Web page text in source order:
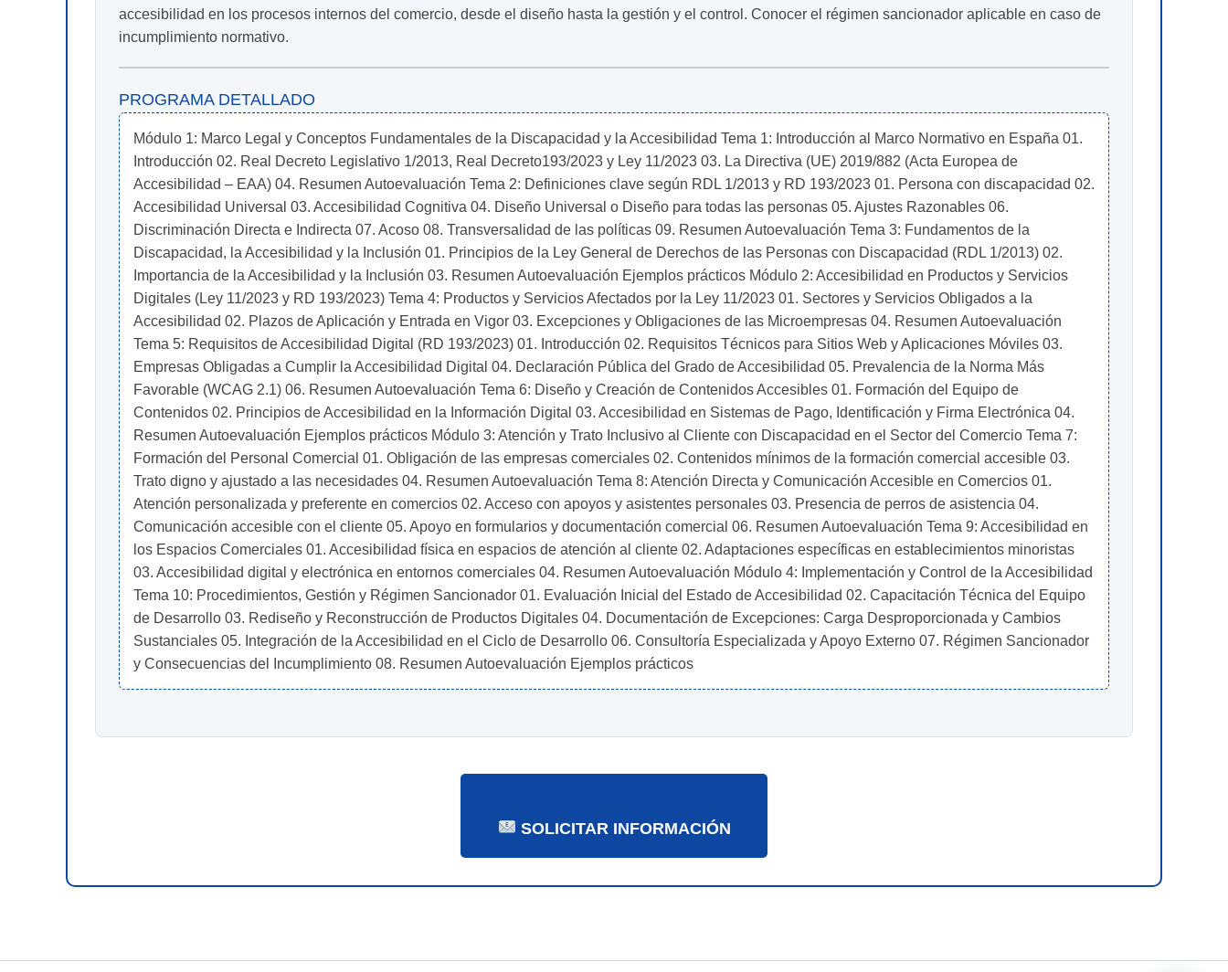
accesibilidad en los procesos internos del comercio, desde el diseño hasta la gestión y el control. Conocer el régimen sancionador aplicable en caso de
incumplimiento normativo.
PROGRAMA DETALLADO
Módulo 1: Marco Legal y Conceptos Fundamentales de la Discapacidad y la Accesibilidad Tema 1: Introducción al Marco Normativo en España 01.
Introducción 02. Real Decreto Legislativo 1/2013, Real Decreto193/2023 y Ley 11/2023 03. La Directiva (UE) 2019/882 (Acta Europea de
Accesibilidad – EAA) 04. Resumen Autoevaluación Tema 2: Definiciones clave según RDL 1/2013 y RD 193/2023 01. Persona con discapacidad 02.
Accesibilidad Universal 03. Accesibilidad Cognitiva 04. Diseño Universal o Diseño para todas las personas 05. Ajustes Razonables 06.
Discriminación Directa e Indirecta 07. Acoso 08. Transversalidad de las políticas 09. Resumen Autoevaluación Tema 3: Fundamentos de la
Discapacidad, la Accesibilidad y la Inclusión 01. Principios de la Ley General de Derechos de las Personas con Discapacidad (RDL 1/2013) 02.
Importancia de la Accesibilidad y la Inclusión 03. Resumen Autoevaluación Ejemplos prácticos Módulo 2: Accesibilidad en Productos y Servicios
Digitales (Ley 11/2023 y RD 193/2023) Tema 4: Productos y Servicios Afectados por la Ley 11/2023 01. Sectores y Servicios Obligados a la
Accesibilidad 02. Plazos de Aplicación y Entrada en Vigor 03. Excepciones y Obligaciones de las Microempresas 04. Resumen Autoevaluación
Tema 5: Requisitos de Accesibilidad Digital (RD 193/2023) 01. Introducción 02. Requisitos Técnicos para Sitios Web y Aplicaciones Móviles 03.
Empresas Obligadas a Cumplir la Accesibilidad Digital 04. Declaración Pública del Grado de Accesibilidad 05. Prevalencia de la Norma Más
Favorable (WCAG 2.1) 06. Resumen Autoevaluación Tema 6: Diseño y Creación de Contenidos Accesibles 01. Formación del Equipo de
Contenidos 02. Principios de Accesibilidad en la Información Digital 03. Accesibilidad en Sistemas de Pago, Identificación y Firma Electrónica 04.
Resumen Autoevaluación Ejemplos prácticos Módulo 3: Atención y Trato Inclusivo al Cliente con Discapacidad en el Sector del Comercio Tema 7:
Formación del Personal Comercial 01. Obligación de las empresas comerciales 02. Contenidos mínimos de la formación comercial accesible 03.
Trato digno y ajustado a las necesidades 04. Resumen Autoevaluación Tema 8: Atención Directa y Comunicación Accesible en Comercios 01.
Atención personalizada y preferente en comercios 02. Acceso con apoyos y asistentes personales 03. Presencia de perros de asistencia 04.
Comunicación accesible con el cliente 05. Apoyo en formularios y documentación comercial 06. Resumen Autoevaluación Tema 9: Accesibilidad en
los Espacios Comerciales 01. Accesibilidad física en espacios de atención al cliente 02. Adaptaciones específicas en establecimientos minoristas
03. Accesibilidad digital y electrónica en entornos comerciales 04. Resumen Autoevaluación Módulo 4: Implementación y Control de la Accesibilidad
Tema 10: Procedimientos, Gestión y Régimen Sancionador 01. Evaluación Inicial del Estado de Accesibilidad 02. Capacitación Técnica del Equipo
de Desarrollo 03. Rediseño y Reconstrucción de Productos Digitales 04. Documentación de Excepciones: Carga Desproporcionada y Cambios
Sustanciales 05. Integración de la Accesibilidad en el Ciclo de Desarrollo 06. Consultoría Especializada y Apoyo Externo 07. Régimen Sancionador
y Consecuencias del Incumplimiento 08. Resumen Autoevaluación Ejemplos prácticos
SOLICITAR INFORMACIÓN